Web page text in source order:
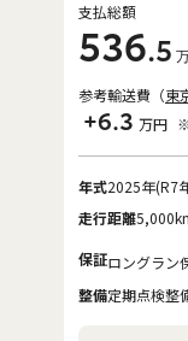
支払総額
536.5
参考輸送費（東
+6.3 万円
年式2025年(R7
走行距離
保証ロングラン
整備定期点検整